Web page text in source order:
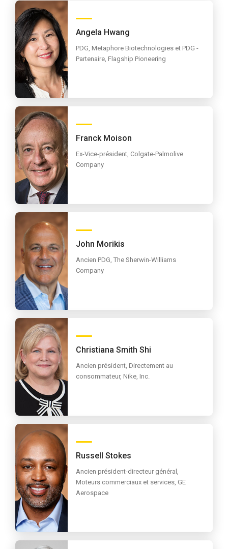
Angela Hwang
PDG, Metaphore Biotechnologies et PDG -
Partenaire, Flagship Pioneering
Franck Moison
Ex-Vice-président, Colgate-Palmolive
Company
John Morikis
Ancien PDG, The Sherwin-Williams
Company
Christiana Smith Shi
Ancien président, Directement au
consommateur, Nike, Inc.
Russell Stokes
Ancien président-directeur général,
Moteurs commerciaux et services, GE
Aerospace